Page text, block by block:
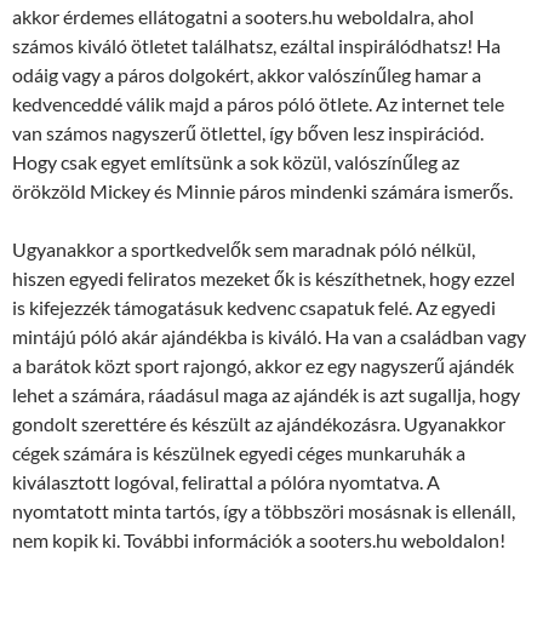
akkor érdemes ellátogatni a sooters.hu weboldalra, ahol
számos kiváló ötletet találhatsz, ezáltal inspirálódhatsz! Ha
odáig vagy a páros dolgokért, akkor valószínűleg hamar a
kedvenceddé válik majd a páros póló ötlete. Az internet tele
van számos nagyszerű ötlettel, így bőven lesz inspirációd.
Hogy csak egyet említsünk a sok közül, valószínűleg az
örökzöld Mickey és Minnie páros mindenki számára ismerős.
Ugyanakkor a sportkedvelők sem maradnak póló nélkül,
hiszen egyedi feliratos mezeket ők is készíthetnek, hogy ezzel
is kifejezzék támogatásuk kedvenc csapatuk felé. Az egyedi
mintájú póló akár ajándékba is kiváló. Ha van a családban vagy
a barátok közt sport rajongó, akkor ez egy nagyszerű ajándék
lehet a számára, ráadásul maga az ajándék is azt sugallja, hogy
gondolt szerettére és készült az ajándékozásra. Ugyanakkor
cégek számára is készülnek egyedi céges munkaruhák a
kiválasztott logóval, felirattal a pólóra nyomtatva. A
nyomtatott minta tartós, így a többszöri mosásnak is ellenáll,
nem kopik ki. További információk a sooters.hu weboldalon!